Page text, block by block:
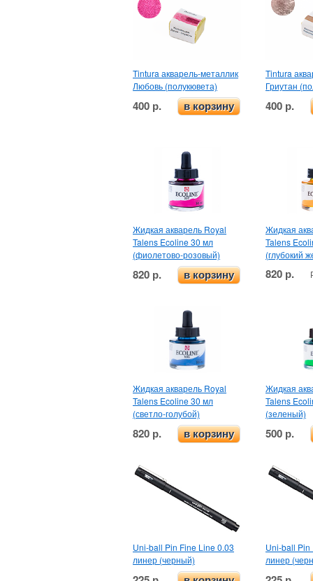
Tintura акварель-металлик
Любовь (полукювета)
400 р. в корзину
Tintura
Гриутан
400 р.
Жидкая акварель Royal
Talens Ecoline 30 мл
(фиолетово-розовый)
820 р. в корзину
Жидкая
Talens
(глубокий
820 р.
Жидкая акварель Royal
Talens Ecoline 30 мл
(светло-голубой)
820 р. в корзину
Жидкая
Talens
(зеленый)
500 р.
Uni-ball Pin Fine Line 0.03
линер (черный)
Uni-ball Pin
линер